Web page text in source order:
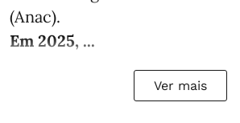
(Anac).
Em 2025, ...
Ver mais